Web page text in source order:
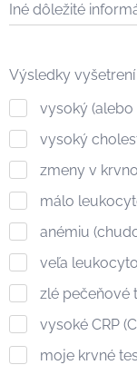
Iné dôležité
Výsledky
vysoký
vysoký
zmeny v
málo
anémiu
veľa
zlé pečeňové
vysoké CRP
moje krvné